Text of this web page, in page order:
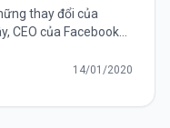
thay đổi của
14/01/2020